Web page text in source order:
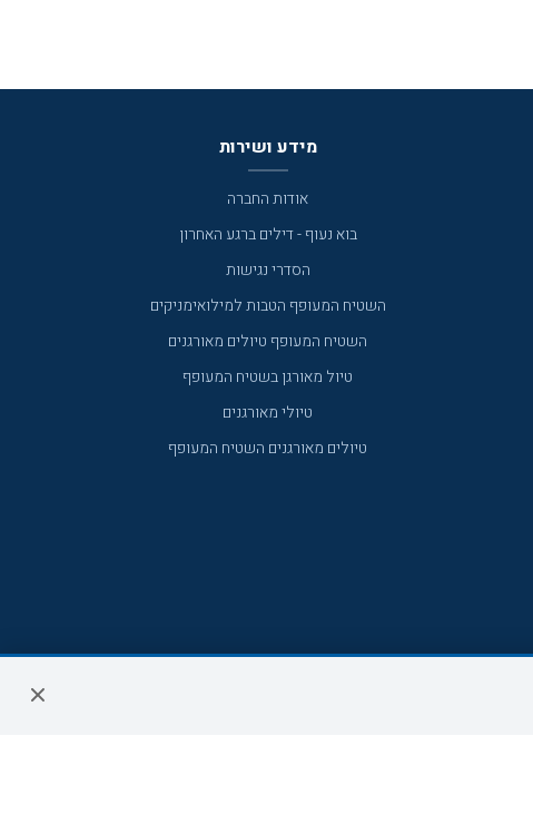
מידע ושירות
אודות החברה
בוא נעוף - דילים ברגע האחרון
הסדרי נגישות
השטיח המעופף הטבות למילואימניקים
השטיח המעופף טיולים מאורגנים
טיול מאורגן בשטיח המעופף
טיולי מאורגנים
טיולים מאורגנים השטיח המעופף